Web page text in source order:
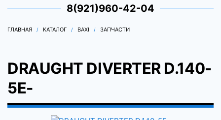
8(921)960-42-04
ГЛАВНАЯ КАТАЛОГ BAXI ЗАПЧАСТИ
DRAUGHT DIVERTER D.140-
5E-